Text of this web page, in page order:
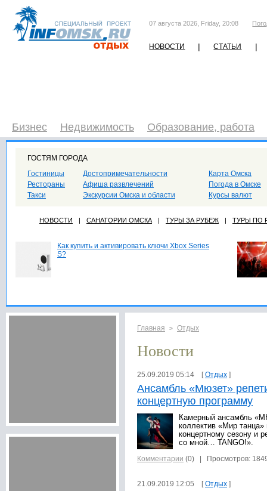
07 августа 2026, Friday, 20:08
НОВОСТИ | СТАТЬИ |
Бизнес Недвижимость Образование, работа
ГОСТЯМ ГОРОДА
Гостиницы
Рестораны
Такси
Достопримечательности
Афиша развлечений
Экскурсии Омска и области
Карта Омска
Погода в Омске
Курсы валют
НОВОСТИ | САНАТОРИИ ОМСКА | ТУРЫ ЗА РУБЕЖ | ТУРЫ ПО
Как купить и активировать ключи Xbox Series
S?
Главная > Отдых
Новости
25.09.2019 05:14 [Отдых ]
Ансамбль «Мюзет»
концертную программу
Камерный ансамбль
коллектив «Мир танца»
концертному сезону и
со мной… TANGO!».
Комментарии (0) | Просмотров:
21.09.2019 12:05 [Отдых ]